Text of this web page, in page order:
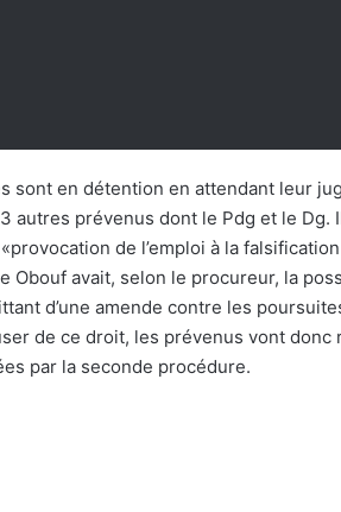
sont en détention en attendant leur
autres prévenus dont le Pdg et le Dg.
de l’emploi à la falsification
Obouf avait, selon le procureur, la
d’une amende contre les
de ce droit, les prévenus vont donc
par la seconde procédure.